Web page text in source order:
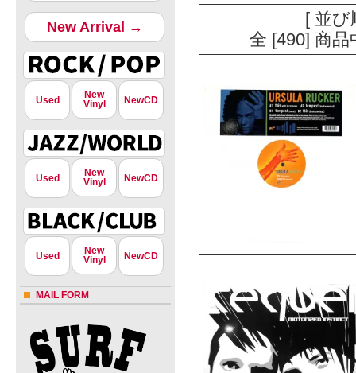
New Arrival →
Used
New
Vinyl
NewCD
Used
New
Vinyl
NewCD
Used
New
Vinyl
NewCD
MAIL FORM
[ 並
全 [490] 商